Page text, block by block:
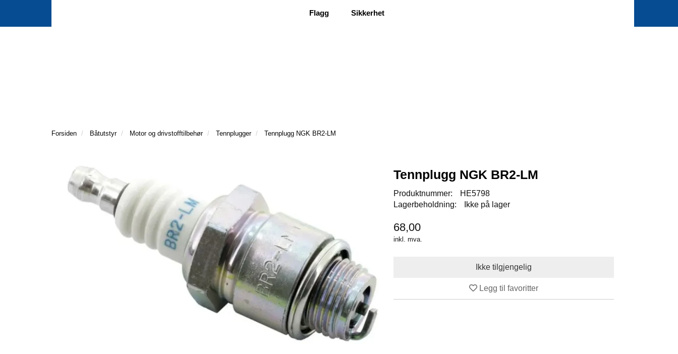
Flagg Sikkerhet
Forsiden Båtutstyr Motor og drivstofftilbehør Tennplugger Tennplugg NGK BR2-LM
Tennplugg NGK BR2-LM
Produktnummer:
HE5798
Lagerbeholdning:
Ikke på lager
68,00
inkl. mva.
Legg til favoritter